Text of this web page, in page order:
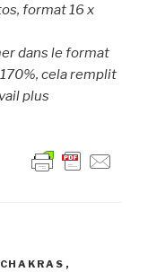
format 16 x
dans le format
cela remplit
plus
CHAKRAS ,